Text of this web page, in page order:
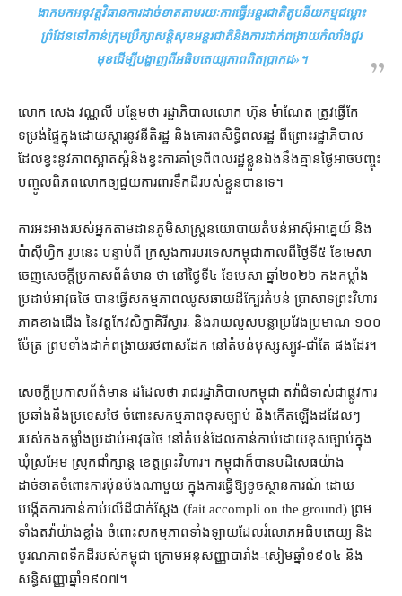
ងាក​មក​អនុវត្ត​វិធានការ​ដាច់ខាត​តាមរយៈ​ការ​ធ្វើ​អន្តរជាតិ​តូបនីយកម្ម​ជម្លោះ
ព្រំដែន​ទៅកាន់​ក្រុមប្រឹក្សាសន្តិសុខ​អន្តរជាតិ​និង​ការ​ដាក់​ពង្រាយ​កំលាំង​ជួរ
មុខ​ដើម្បី​បង្ហាញ​ពី​អធិបតេយ្យភាព​ពិតប្រាកដ»។
លោក សេង វណ្ណលី បន្ថែម​ថា រដ្ឋាភិបាល​លោក ហ៊ុន ម៉ាណែត ត្រូវធ្វើ​កែ
ទម្រង់​ផ្ទៃក្នុង​ដោយ​ស្តារ​នូវ​នីតិរដ្ឋ និង​គោរព​សិទ្ធិ​ពលរដ្ឋ ពីព្រោះ​រដ្ឋាភិបាល​
ដែល​ខ្វះ​នូវ​ភាព​ស្អាតស្អំ​និង​ខ្វះ​ការ​គាំទ្រ​ពី​ពលរដ្ឋ​ខ្លួនឯង​នឹង​គ្មាន​ថ្ងៃ​អាច​បញ្ចុះ
បញ្ចូល​ពិភពលោក​ឲ្យ​ជួយ​ការពារ​ទឹកដី​របស់​ខ្លួន​បានទេ។
ការ​អះអាង​របស់​អ្នក​តាមដាន​ភូមិសាស្ត្រ​នយោបាយ​តំបន់​អាស៊ីអាគ្នេយ៍ និង​
ប៉ាស៊ីហ្វិក រូប​នេះ បន្ទាប់​ពី ក្រសួងការបរទេស​កម្ពុជា​កាលពី​ថ្ងៃទី​៥ ខែ​មេសា
ចេញ​សេចក្តី​ប្រកាស​ព័ត៌មាន ថា នៅ​ថ្ងៃទី​៤ ខែមេសា ឆ្នាំ​២០២៦ កងកម្លាំង
ប្រដាប់អាវុធ​ថៃ បាន​ធ្វើ​សកម្មភាព​ឈូស​ឆាយ​ដី​ក្បែរ​តំបន់ ប្រាសាទព្រះវិហារ
ភាគ​ខាងជើង នៃ​វត្ត​កែវសិក្ខាគិរីស្វារៈ និង​រាយ​លួស​បន្លា​ប្រវែង​ប្រមាណ ១០០
ម៉ែត្រ ព្រមទាំង​ដាក់​ពង្រាយ​រថពាសដែក នៅ​តំបន់​បុស្ស​ស្បូវ​-​ជាំ​តែ ផង​ដែរ។
សេចក្តី​ប្រកាស​ព័ត៌មាន ដដែល​ថា រាជរដ្ឋាភិបាល​កម្ពុជា តវ៉ា​ជំទាស់​ជា​ផ្លូវការ​
ប្រឆាំង​នឹង​ប្រទេស​ថៃ ចំពោះ​សកម្មភាព​ខុសច្បាប់ និង​កើតឡើង​ដដែលៗ​
របស់​កងកម្លាំងប្រដាប់អាវុធ​ថៃ នៅ​តំបន់​ដែល​កាន់កាប់​ដោយ​ខុសច្បាប់​ក្នុង​
ឃុំ​ស្រអែម ស្រុក​ជាំ​ក្សាន្ត ខេត្តព្រះវិហារ។ កម្ពុជា​ក៏​បាន​បដិសេធ​យ៉ាង​
ដាច់ខាត​ចំពោះ​ការប៉ុនប៉ង​ណាមួយ ក្នុង​ការ​ធ្វើ​ឱ្យ​ខូច​ស្ថានការណ៍ ដោយ​
បង្កើត​ការ​កាន់កាប់​លើដី​ជាក់ស្តែង (fait accompli on the ground) ព្រម
ទាំង​តវ៉ា​យ៉ាង​ខ្លាំង ចំពោះ​សកម្មភាព​ទាំងឡាយ​ដែល​រំលោភ​អធិបតេយ្យ និង​
បូរណភាព​ទឹកដី​របស់​កម្ពុជា ក្រោម​អនុសញ្ញា​បារាំង​-​សៀម​ឆ្នាំ​១៩០៤ និង​
សន្ធិសញ្ញា​ឆ្នាំ​១៩០៧។